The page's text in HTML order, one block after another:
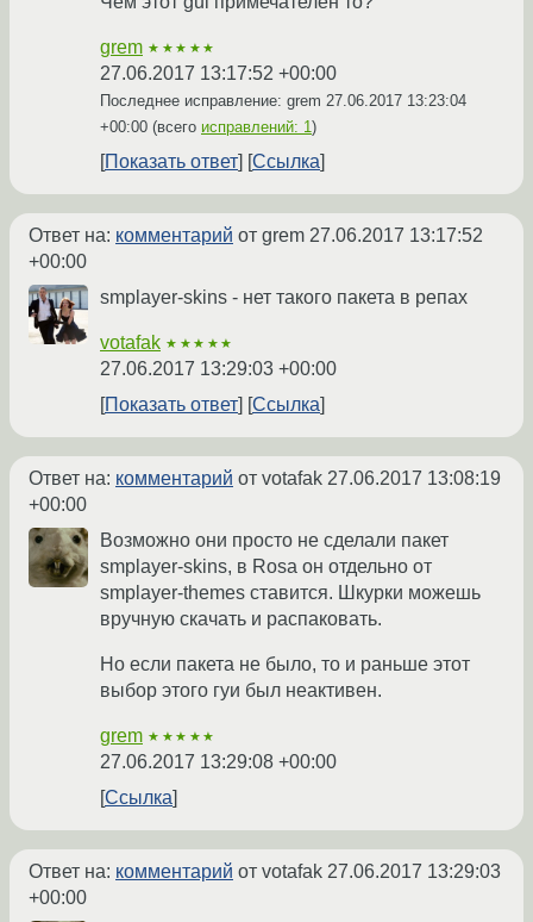
grem ★★★★★
27.06.2017 13:17:52 +00:00
Последнее исправление: grem 27.06.2017 13:23:04
+00:00 (всего исправлений: 1)
Показать ответ Ссылка
Ответ на: комментарий от grem 27.06.2017 13:17:52
+00:00
smplayer-skins - нет такого пакета в репах
votafak ★★★★★
27.06.2017 13:29:03 +00:00
Показать ответ
Ссылка
Ответ на: комментарий от votafak 27.06.2017 13:08:19
+00:00
Возможно они просто не сделали пакет
smplayer-skins, в Rosa он отдельно от
smplayer-themes ставится. Шкурки можешь
вручную скачать и распаковать.
Но если пакета не было, то и раньше этот
выбор этого гуи был неактивен.
grem ★★★★★
27.06.2017 13:29:08 +00:00
Ссылка
Ответ на: комментарий от votafak 27.06.2017 13:29:03
+00:00